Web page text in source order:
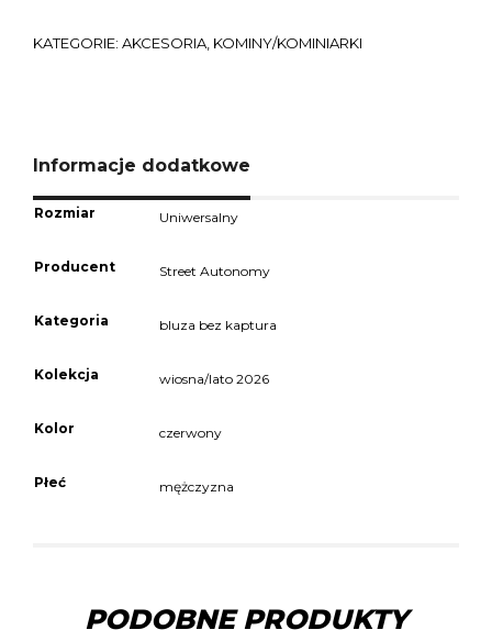
KATEGORIE: AKCESORIA KOMINY/KOMINIARKI
Informacje dodatkowe
Rozmiar Uniwersalny
Producent Street Autonomy
Kategoria bluza bez kaptura
Kolekcja wiosna/lato 2026
Kolor czerwony
Płeć mężczyzna
PODOBNE PRODUKTY